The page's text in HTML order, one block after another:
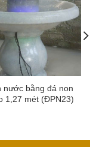
nước bằng đá non
1,27 mét (ĐPN23)